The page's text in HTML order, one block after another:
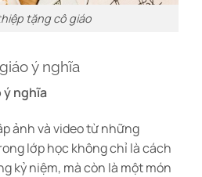
tặng cô giáo
ý nghĩa
ý nghĩa
ảnh và video từ những
lớp học không chỉ là cách
kỷ niệm, mà còn là một món